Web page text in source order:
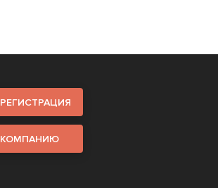
РЕГИСТРАЦИЯ
КОМПАНИЮ